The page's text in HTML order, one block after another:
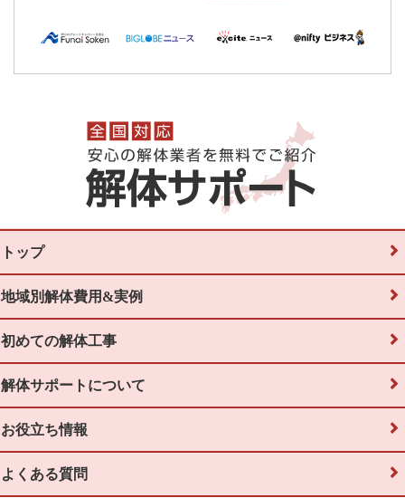
トップ
地域別解体費用&実例
初めての解体工事
解体サポートについて
お役立ち情報
よくある質問